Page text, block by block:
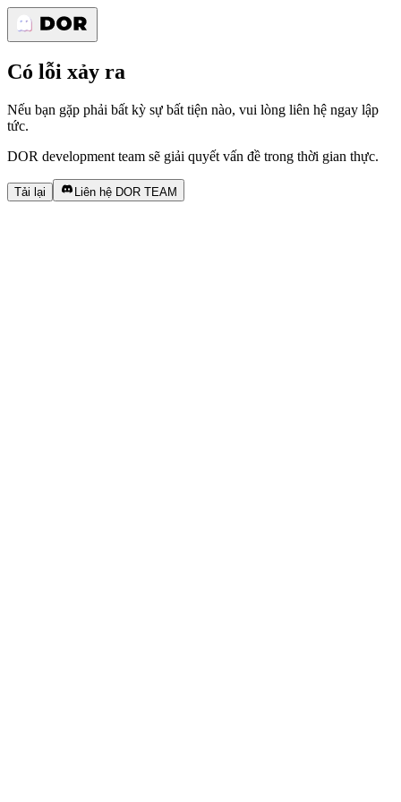
Có lỗi xảy ra
Nếu bạn gặp phải bất kỳ sự bất tiện nào, vui lòng liên hệ ngay lập
tức.
DOR development team sẽ giải quyết vấn đề trong thời gian thực.
Tải lại Liên hệ DOR TEAM